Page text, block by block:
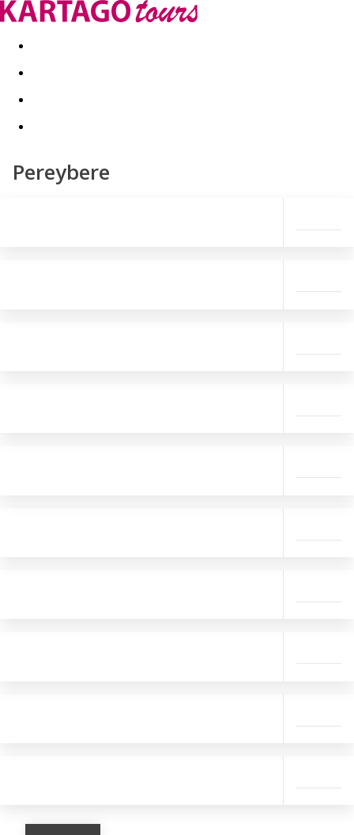
Kapcsolat Nyár 2026 Last Minute
Pereybere